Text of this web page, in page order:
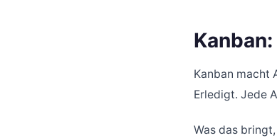
Kanban macht
Erledigt. Jede
Was das